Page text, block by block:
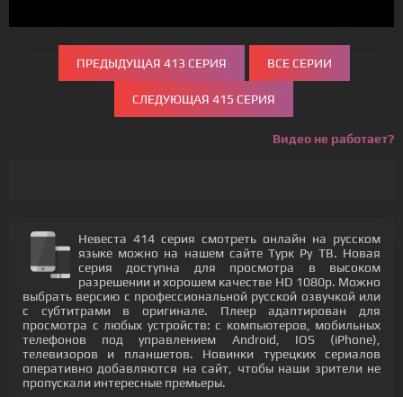
ПРЕДЫДУЩАЯ 413 СЕРИЯ ВСЕ СЕРИИ
СЛЕДУЮЩАЯ 415 СЕРИЯ
Видео не работает?
Невеста 414 серия смотреть онлайн на русском
языке можно на нашем сайте Турк Ру ТВ. Новая
серия доступна для просмотра в высоком
разрешении и хорошем качестве HD 1080p. Можно
выбрать версию с профессиональной русской озвучкой или
с субтитрами в оригинале. Плеер адаптирован для
просмотра с любых устройств: с компьютеров, мобильных
телефонов под управлением Android, IOS (iPhone),
телевизоров и планшетов. Новинки турецких сериалов
оперативно добавляются на сайт, чтобы наши зрители не
пропускали интересные премьеры.